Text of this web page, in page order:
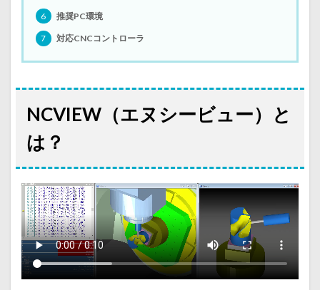
6 推奨PC環境
7 対応CNCコントローラ
NCVIEW（エヌシービュー）と
は？